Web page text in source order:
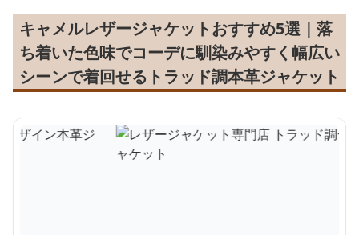
キャメルレザージャケットおすすめ5選｜落
ち着いた色味でコーデに馴染みやすく幅広い
シーンで着回せるトラッド調本革ジャケット